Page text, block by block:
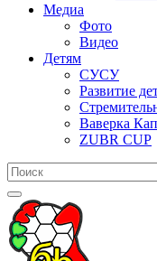
Медиа
Фото
Видео
Детям
СУСУ
Развитие
Ваверка Кап
ZUBR CUP